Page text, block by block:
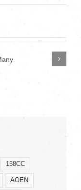
張
158CC
AOEN